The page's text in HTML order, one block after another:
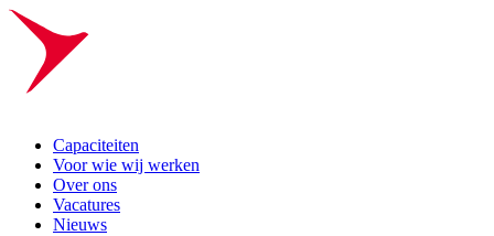
Capaciteiten
Voor wie wij werken
Over ons
Vacatures
Nieuws